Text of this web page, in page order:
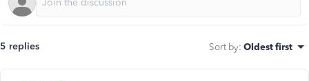
5 replies Sort by: Oldest first